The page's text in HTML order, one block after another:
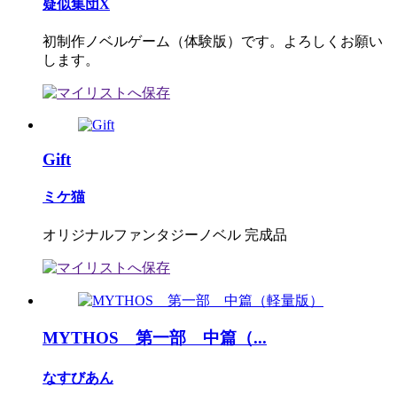
疑似集団X
初制作ノベルゲーム（体験版）です。よろしくお願い
します。
Gift
ミケ猫
オリジナルファンタジーノベル 完成品
MYTHOS 第一部 中篇（...
なすびあん